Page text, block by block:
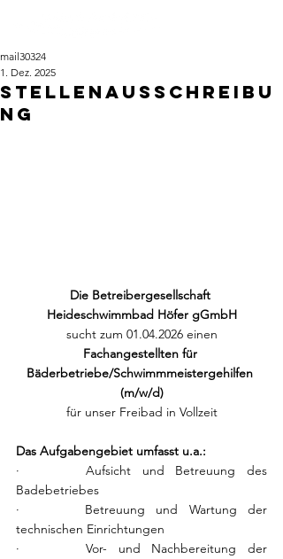
Stellenausschreibu
ng
mail30324
1. Dez. 2025
Die Betreibergesellschaft
Heideschwimmbad Höfer gGmbH
sucht zum 01.04.2026 einen
Fachangestellten für
Bäderbetriebe/Schwimmmeistergehilfen
(m/w/d)
für unser Freibad in Vollzeit
Das Aufgabengebiet umfasst u.a.:
·      Aufsicht und Betreuung des
Badebetriebes
·      Betreuung und Wartung der
technischen Einrichtungen
·      Vor- und Nachbereitung der